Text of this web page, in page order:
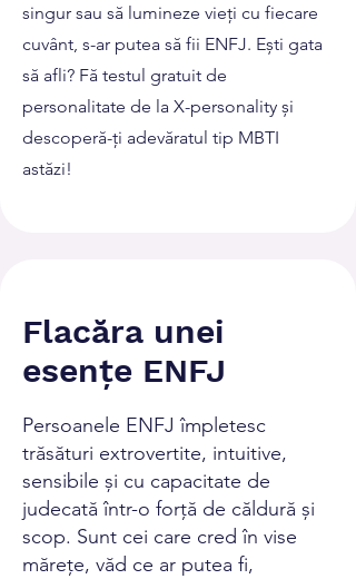
singur sau să lumineze vieți cu fiecare
cuvânt, s-ar putea să fii ENFJ. Ești gata
să afli? Fă testul gratuit de
personalitate de la X-personality și
descoperă-ți adevăratul tip MBTI
astăzi!
Flacăra unei
esențe ENFJ
Persoanele ENFJ împletesc
trăsături extrovertite, intuitive,
sensibile și cu capacitate de
judecată într-o forță de căldură și
scop. Sunt cei care cred în vise
mărețe, văd ce ar putea fi,